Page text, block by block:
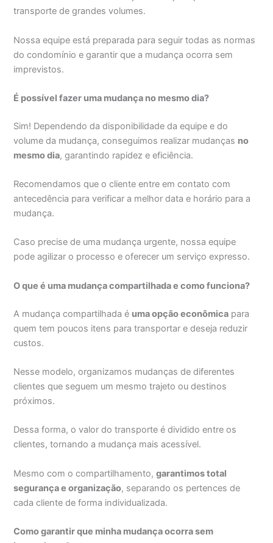
transporte de grandes volumes.
Nossa equipe está preparada para seguir todas as normas
do condomínio e garantir que a mudança ocorra sem
imprevistos.
É possível fazer uma mudança no mesmo dia?
Sim! Dependendo da disponibilidade da equipe e do
volume da mudança, conseguimos realizar mudanças no
mesmo dia, garantindo rapidez e eficiência.
Recomendamos que o cliente entre em contato com
antecedência para verificar a melhor data e horário para a
mudança.
Caso precise de uma mudança urgente, nossa equipe
pode agilizar o processo e oferecer um serviço expresso.
O que é uma mudança compartilhada e como funciona?
A mudança compartilhada é uma opção econômica para
quem tem poucos itens para transportar e deseja reduzir
custos.
Nesse modelo, organizamos mudanças de diferentes
clientes que seguem um mesmo trajeto ou destinos
próximos.
Dessa forma, o valor do transporte é dividido entre os
clientes, tornando a mudança mais acessível.
Mesmo com o compartilhamento,garantimos total
segurança e organização, separando os pertences de
cada cliente de forma individualizada.
Como garantir que minha mudança ocorra sem